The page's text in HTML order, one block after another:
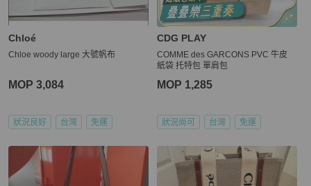
Chloé
Chloe woody large 大號帆布
MOP 3,084
狀況良好 台灣 免運
CDG PLAY
COMME des GARCONS PVC 牛皮
紙袋 托特包 單肩包
MOP 1,285
狀況尚可 台灣 免運